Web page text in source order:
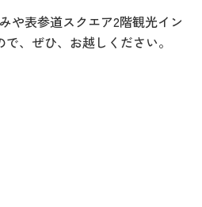
や表参道スクエア2階観光イン
、ぜひ、お越しください。